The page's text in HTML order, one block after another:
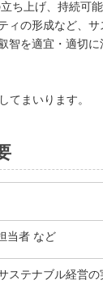
ち上げ、持続可
の形成など、
を適宜・適切
てまいります。
当者 など
ステナブル経営